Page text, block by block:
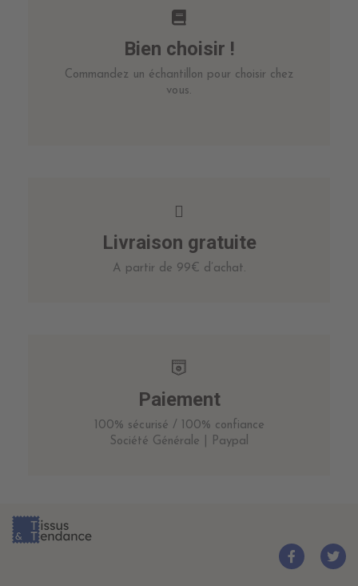
Bien choisir !
Commandez un échantillon pour choisir chez
vous.
Livraison gratuite
A partir de 99€ d’achat.
Paiement
100% sécurisé / 100% confiance
Société Générale | Paypal